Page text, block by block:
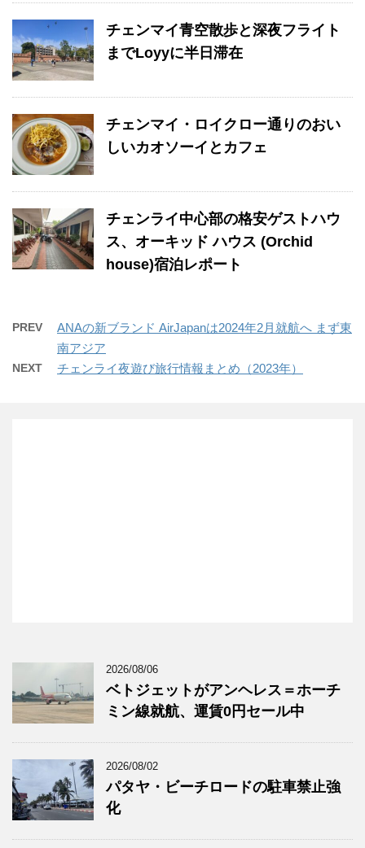
チェンマイ青空散歩と深夜フライト
までLoyyに半日滞在
チェンマイ・ロイクロー通りのおい
しいカオソーイとカフェ
チェンライ中心部の格安ゲストハウ
ス、オーキッド ハウス (Orchid
house)宿泊レポート
PREV
ANAの新ブランド AirJapanは2024年2月就航へ まず東
南アジア
NEXT チェンライ夜遊び旅行情報まとめ（2023年）
2026/08/06
ベトジェットがアンヘレス＝ホーチ
ミン線就航、運賃0円セール中
2026/08/02
パタヤ・ビーチロードの駐車禁止強
化